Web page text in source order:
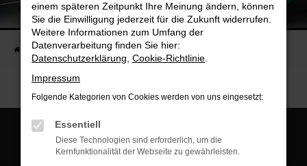
Unsere Fahrzeugangebote
Bei uns finden Sie bestimmt Ihren Nächsten
Startseite Fahrzeugangebote Bestandsfahrzeuge
einem späteren Zeitpunkt Ihre Meinung ändern, können
Sie die Einwilligung jederzeit für die Zukunft widerrufen.
Weitere Informationen zum Umfang der
Datenverarbeitung finden Sie hier:
Datenschutzerklärung Cookie-Richtlinie
Impressum
Folgende Kategorien von Cookies werden von uns eingesetzt:
Essentiell
Diese Technologien sind erforderlich, um die
Kernfunktionalität der Webseite zu gewährleisten.